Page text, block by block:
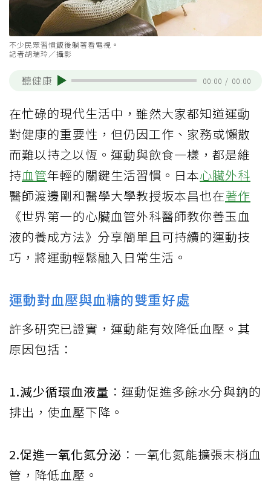
不少民眾習慣飯後躺著看電視。
記者胡瑞玲／攝影
聽健康 00:00 / 00:00
在忙碌的現代生活中，雖然大家都知道運動
對健康的重要性，但仍因工作、家務或懶散
而難以持之以恆。運動與飲食一樣，都是維
持血管年輕的關鍵生活習慣。日本心臟外科
醫師渡邊剛和醫學大學教授坂本昌也在著作
《世界第一的心臟血管外科醫師教你善玉血
液的養成方法》分享簡單且可持續的運動技
巧，將運動輕鬆融入日常生活。
運動對血壓與血糖的雙重好處
許多研究已證實，運動能有效降低血壓。其
原因包括：
1.減少循環血液量 ：運動促進多餘水分與鈉的
排出，使血壓下降。
2.促進一氧化氮分泌 ：一氧化氮能擴張末梢血
管，降低血壓。